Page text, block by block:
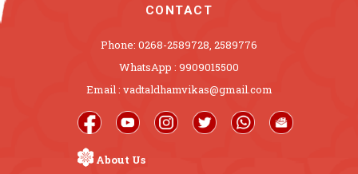
CONTACT
Phone: 0268-2589728, 2589776
WhatsApp : 9909015500
Email : vadtaldhamvikas@gmail.com
About Us